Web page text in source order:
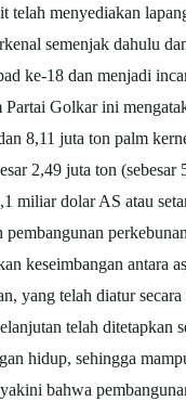
menyediakan
semenjak dahulu
ke-18 dan menjadi
Golkar ini
8,11 juta ton palm
2,49 juta ton (sebesar
miliar dolar AS atau
keseimbangan antara
yang telah diatur secara
telah ditetapkan
hidup, sehingga
bahwa